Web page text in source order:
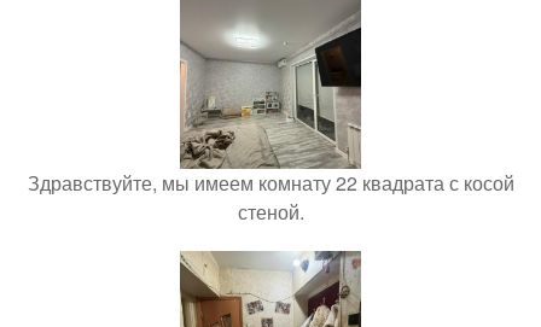
Здравствуйте, мы имеем комнату 22 квадрата с косой
стеной.